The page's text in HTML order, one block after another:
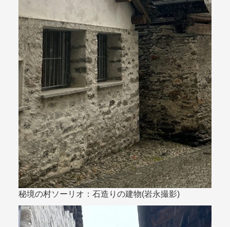
秘境の村ソーリオ：石造りの建物(岩永撮影)